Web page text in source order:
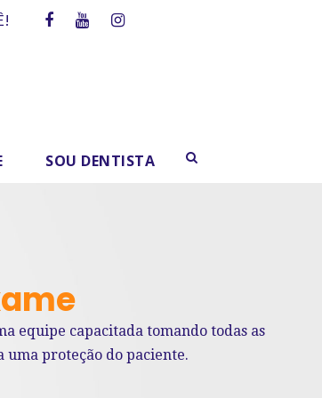
SOU DENTISTA
equipe capacitada tomando todas as
proteção do paciente.